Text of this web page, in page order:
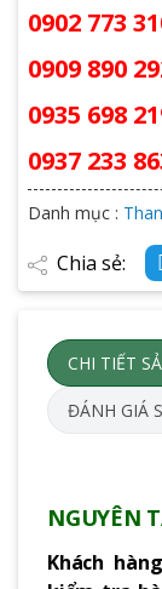
0902 773
0909 890
0935 698
0937 233
Danh mục :
Chia sẻ:
CHI TIẾT
ĐÁNH GIÁ
NGUYÊN
Khách